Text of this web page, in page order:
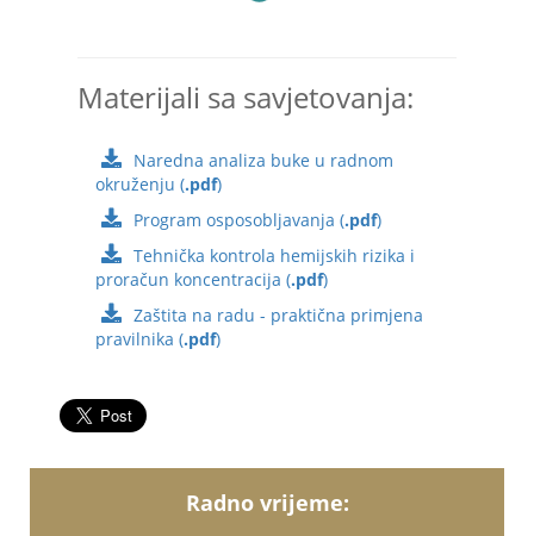
Materijali sa savjetovanja:
Naredna analiza buke u radnom
okruženju (.pdf)
Program osposobljavanja (.pdf)
Tehnička kontrola hemijskih rizika i
proračun koncentracija (.pdf)
Zaštita na radu - praktična primjena
pravilnika (.pdf)
Radno vrijeme: